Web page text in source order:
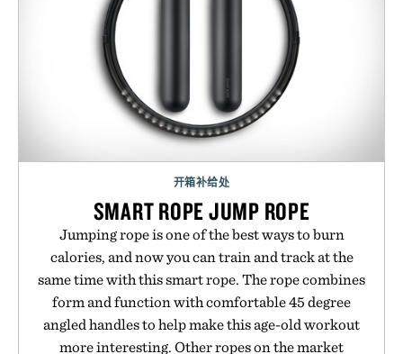
开箱补给处
SMART ROPE JUMP ROPE
Jumping rope is one of the best ways to burn
calories, and now you can train and track at the
same time with this smart rope. The rope combines
form and function with comfortable 45 degree
angled handles to help make this age-old workout
more interesting. Other ropes on the market